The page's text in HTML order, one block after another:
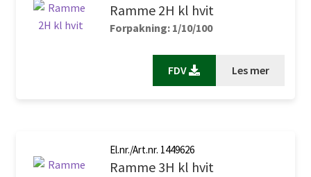
Ramme 2H kl hvit
Forpakning: 1/10/100
FDV Les mer
El.nr./Art.nr. 1449626
Ramme 3H kl hvit